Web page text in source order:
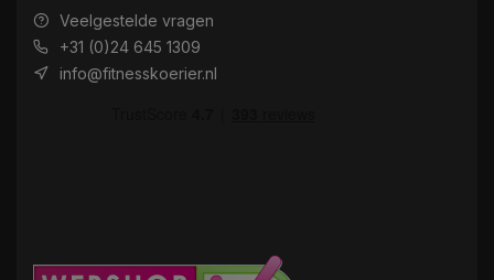
Veelgestelde vragen
+31 (0)24 645 1309
info@fitnesskoerier.nl